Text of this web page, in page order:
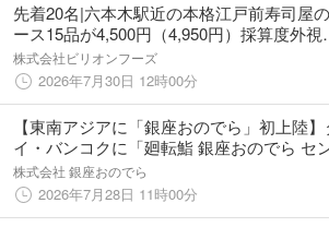
先着20名|六本木駅近の本格江戸前寿司屋
ース15品が4,500円（4,950円）採算度外視
堪能──19,000人超が通ったカゲロウプロジ
クトがさらなる高みへ──「シン・カゲロウ
ース」
株式会社ビリオンフーズ
2026年7月30日 12時00分
【東南アジアに「銀座おのでら」初上陸】
イ・バンコクに「廻転鮨 銀座おのでら セ
ラルワールド店」が7月28日（火）グランド
OPEN！
株式会社 銀座おのでら
2026年7月28日 11時00分